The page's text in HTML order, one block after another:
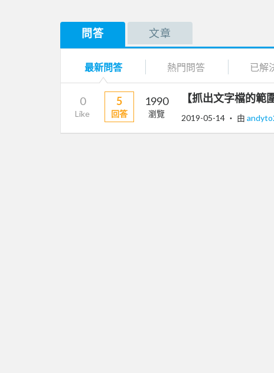
問答 文章
最新問答 熱門問答 已解
0
Like
5
回答
1990
瀏覽
【抓出文字檔的範圍
2019-05-14 ‧ 由